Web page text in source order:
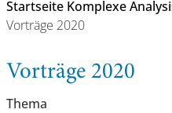
Startseite Komplexe
Vorträge 2020
Vorträge 2020
Thema